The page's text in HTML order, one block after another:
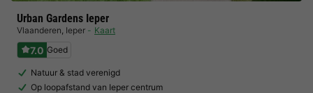
Urban Gardens Ieper
Vlaanderen, Ieper Kaart
7.0 Goed
Natuur & stad verenigd
Op loopafstand van Ieper centrum